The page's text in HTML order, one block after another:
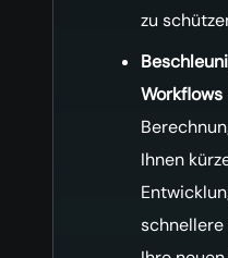
zu
Workflows
Ihnen